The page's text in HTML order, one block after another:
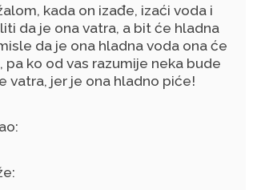
kada on izađe, izaći voda i
da je ona vatra, a bit će hladna
da je ona hladna voda ona će
ko od vas razumije neka bude
vatra, jer je ona hladno piće!